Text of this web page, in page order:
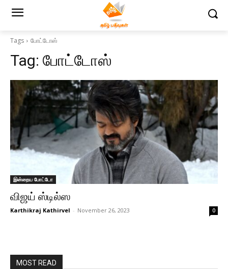
Tags போட்டோஸ்
Tag: போட்டோஸ்
இன்றைய போட்டோ
விஜய் ஸ்டில்ஸ
Karthikraj Kathirvel - November 26, 2023 0
MOST READ